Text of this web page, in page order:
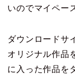
いのでマイペー
ダウンロードサ
オリジナル作品
に入った作品を